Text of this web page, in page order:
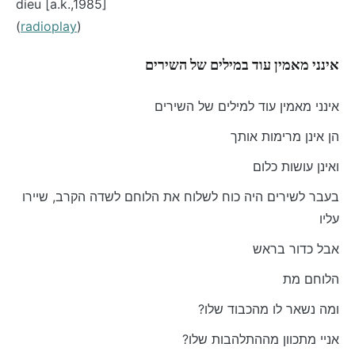
dieu [a.k.,1985]
(radioplay)
אינני מאמין עוד במילים של השירים
אינני מאמין עוד למילים של השירים
הן אינן מרימות אותך
ואינן עושות כלום
בעבר לשירים היה כוח לשלוח את הלוחם לשדה הקרב, שיירו
עליו
אבל כדור בראש
הלוחם מת
?ומה נשאר לו מהכבוד שלו
?אניי מתכוון מההתלהבות שלו